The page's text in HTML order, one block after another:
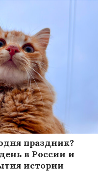
праздник?
в России и
истории